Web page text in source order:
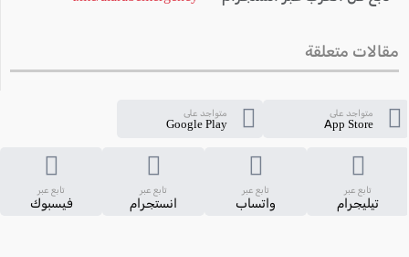
مقالات متعلقة
متواجد على
App Store
متواجد على
Google Play
تابع عبر
تيليجرام
تابع عبر
واتساب
تابع عبر
انستجرام
تابع عبر
فيسبوك